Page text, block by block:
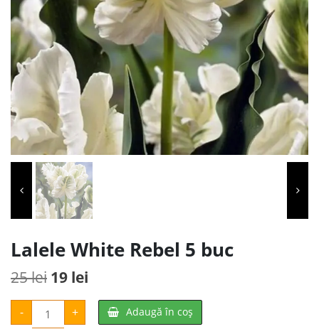
Lalele White Rebel 5 buc
25lei Prețul
inițial
19 lei
curent
este:
-
Cantitate
Lalele
White
+ Adaugă în coș